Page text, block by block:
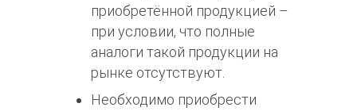
приобретённой продукцией –
при условии, что полные
аналоги такой продукции на
рынке отсутствуют.
Необходимо приобрести